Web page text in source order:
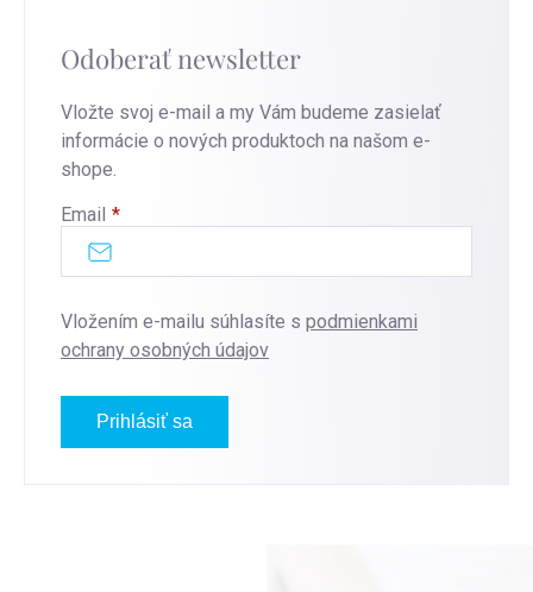
Odoberať newsletter
Vložte svoj e-mail a my Vám budeme zasielať
informácie o nových produktoch na našom e-
shope.
Email
Vložením e-mailu súhlasíte s podmienkami
ochrany osobných údajov
Prihlásiť sa